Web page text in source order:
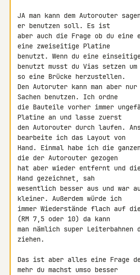
JA man kann dem Autorouter
er benutzen soll. Es ist
aber auch die Frage ob du eine
eine zweiseitige Platine
benutzt. Wenn du eine
benutzt musst du Vias setzen um
so eine Brücke herzustellen.
Den Autoruter kann man aber
Sachen benutzen. Ich ordne
die Bauteile vorher immer
Platine an und lasse zuerst
den Autorouter durch laufen.
bearbeite ich das Layout von
Hand. Einmal habe ich die
die der Autorouter gezogen
hat aber wieder entfernt und
Hand gezeichnet, sah
wesentlich besser aus und war
kleiner. Außerdem würde ich
immer Wiederstände flach auf
(RM 7,5 oder 10) da kann
man nämlich super Leiterbahnen
ziehen.
Das ist aber alles eine Frage
mehr du machst umso besser